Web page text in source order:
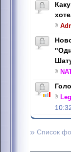
» Список